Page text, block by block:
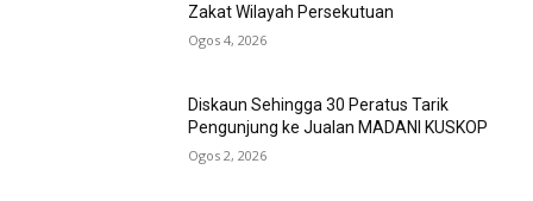
Zakat Wilayah Persekutuan
Ogos 4, 2026
Diskaun Sehingga 30 Peratus Tarik
Pengunjung ke Jualan MADANI KUSKOP
Ogos 2, 2026